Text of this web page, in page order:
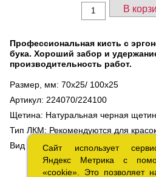
В
Профессиональная кисть с
бука. Хороший забор и
производительность работ.
Размер, мм: 70x25/ 100x25
Артикул: 224070/224100
Щетина: Натуральная черная
Тип ЛКМ: Рекомендуются для
Вид кисти: Плоская
Сайт использует
Яндекс Метрика с
«cookie». Это позволяет
Сайт использует
Яндекс Метрика с
«cookie». Это позволяет